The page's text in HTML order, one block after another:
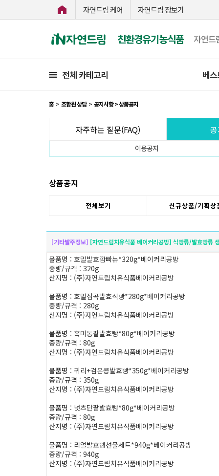
자연드림 케어 자연드림 장보기
친환경유기농식품 자연드
전체 카테고리 베
홈> 조합원 상담> 공지사항 > 상품공지
자주하는 질문(FAQ)
이용공지
상품공지
전체보기 신규상품/기획상
[기타발주정보] [자연드림치유식품 베이커리공방] 식빵류/발효빵류
물품명 : 호밀발효깜빠뉴*320g*베이커리공방
중량/규격 : 320g
산지명 : (주)자연드림치유식품베이커리공방
물품명 : 호밀잡곡발효식빵*280g*베이커리공방
중량/규격 : 280g
산지명 : (주)자연드림치유식품베이커리공방
물품명 : 흑미통팥발효빵*80g*베이커리공방
중량/규격 : 80g
산지명 : (주)자연드림치유식품베이커리공방
물품명 : 귀리+검은콩발효빵*350g*베이커리공방
중량/규격 : 350g
산지명 : (주)자연드림치유식품베이커리공방
물품명 : 넛츠단팥발효빵*80g*베이커리공방
중량/규격 : 80g
산지명 : (주)자연드림치유식품베이커리공방
물품명 : 리얼발효빵선물세트*940g*베이커리공방
중량/규격 : 940g
산지명 : (주)자연드림치유식품베이커리공방